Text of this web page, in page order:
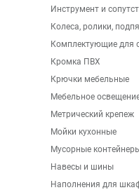
Инструмент и
Колеса, ролики,
Комплектующие для
Кромка ПВХ
Крючки мебельные
Мебельное
Метрический крепеж
Мойки кухонные
Мусорные
Навесы и шины
Наполнения для